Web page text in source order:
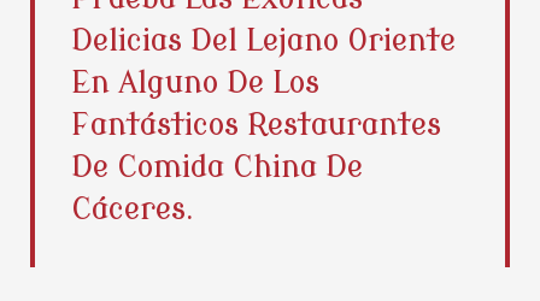
b
o
o
k
t
t
r
e
r
e
s
t
g
m
Delicias Del Lejano Oriente
En Alguno De Los
Fantásticos Restaurantes
De Comida China De
Cáceres.